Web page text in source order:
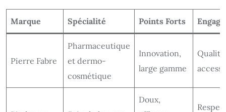
Marque Spécialité Points Forts
Pierre Fabre
Pharmaceutique
et dermo-
cosmétique
Innovation,
large gamme
Doux,